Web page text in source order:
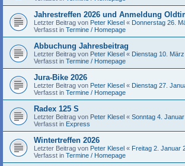
Jahrestreffen 2026 und Anmeldung
Letzter Beitrag von Peter Klesel « Donnerstag 26.
Verfasst in Termine / Homepage
Abbuchung Jahresbeitrag
Letzter Beitrag von Peter Klesel « Dienstag 10.
Verfasst in Termine / Homepage
Jura-Bike 2026
Letzter Beitrag von Peter Klesel « Dienstag 27.
Verfasst in Termine / Homepage
Radex 125 S
Letzter Beitrag von Peter Klesel « Sonntag 4.
Verfasst in Express
Wintertreffen 2026
Letzter Beitrag von Peter Klesel « Freitag 2. Januar
Verfasst in Termine / Homepage